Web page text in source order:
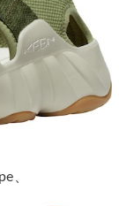
、